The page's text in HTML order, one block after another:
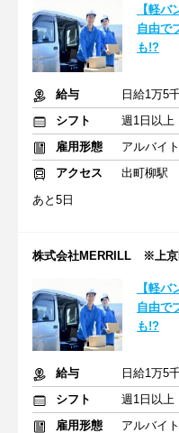
【軽
自由で
も!?
給与
日給1万5
シフト
雇用形態
アルバイ
アクセス
出町柳駅
あと5日
株式会社MERRILL ※上京
【軽
自由で
も!?
給与
日給1万5
シフト
雇用形態
アルバイ